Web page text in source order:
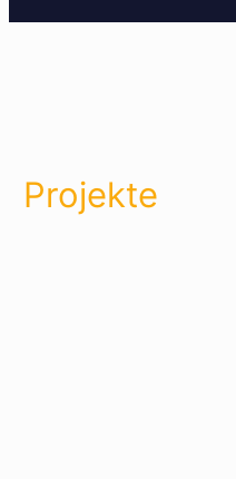
Projekte